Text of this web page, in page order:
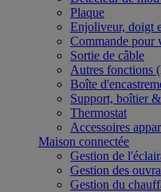
Plaque
Enjoliveur, doigt
Commande pour
Sortie de câble
Autres fonctions
Boîte
Support, boîtier
Thermostat
Accessoires
Maison connectée
Gestion de
Gestion des
Gestion du